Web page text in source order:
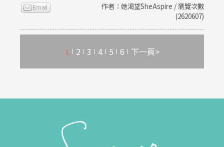
作者：她渴望SheAspire / 瀏覽次數
(2620607)
1 2 3 4 5 6 下一頁>